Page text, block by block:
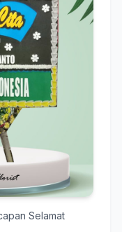
Selamat